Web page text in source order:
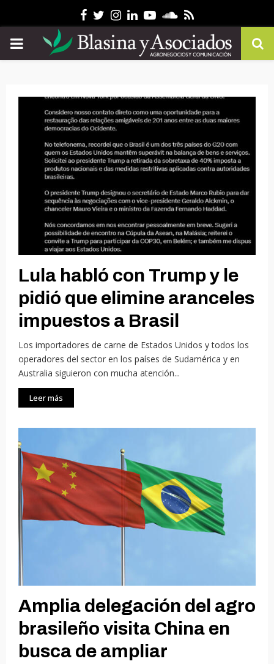
Facebook
Twitter
Instagram
Linkedin
YoutubeSoundcloud
Rss
PRIMARY
Lula habló con Trump y le
pidió que elimine aranceles
impuestos a Brasil
Los importadores de carne de Estados Unidos y todos los
operadores del sector en los países de Sudamérica y en
Australia siguieron con mucha atención...
Leer más
Amplia delegación del agro
brasileño visita China en
busca de ampliar